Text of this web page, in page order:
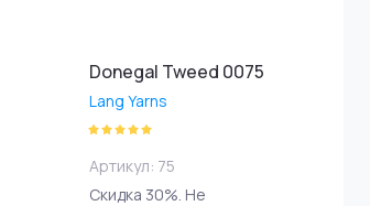
Donegal Tweed 0075
Lang Yarns
Артикул: 75
Скидка 30%. Не